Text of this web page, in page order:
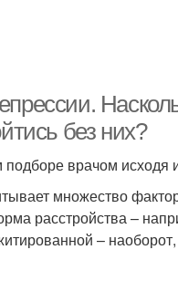
без них?
врачом исходя
множество
расстройства –
–